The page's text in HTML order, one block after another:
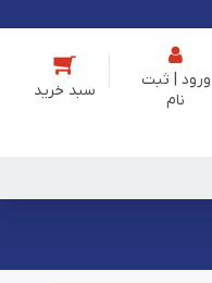
ورود | ثبت
نام